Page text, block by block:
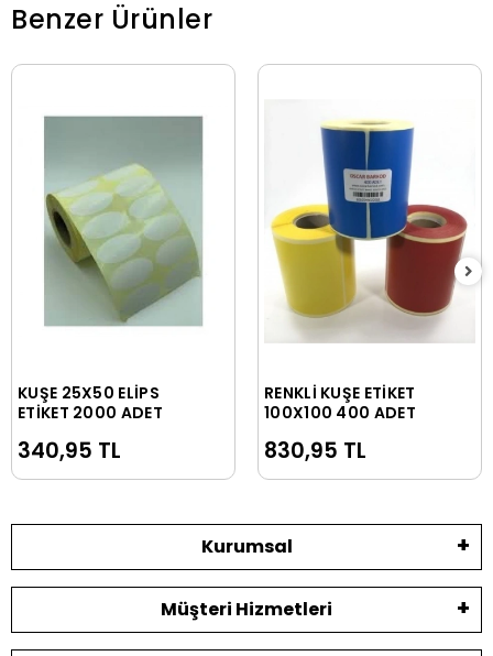
Benzer Ürünler
Sepete Ekle
KUŞE 25X50 ELİPS
ETİKET 2000 ADET
340,95 TL
Sepete Ekle
RENKLİ KUŞE ETİKET
100X100 400 ADET
830,95 TL
Kurumsal
Müşteri Hizmetleri